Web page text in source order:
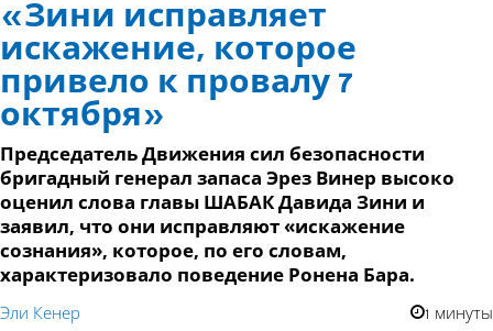
«Зини исправляет
искажение, которое
привело к провалу 7
октября»
Председатель Движения сил безопасности
бригадный генерал запаса Эрез Винер высоко
оценил слова главы ШАБАК Давида Зини и
заявил, что они исправляют «искажение
сознания», которое, по его словам,
характеризовало поведение Ронена Бара.
Эли Кенер 1 минуты